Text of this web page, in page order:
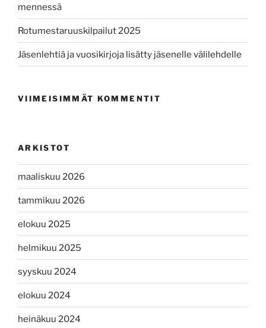
mennessä
Rotumestaruuskilpailut 2025
Jäsenlehtiä ja vuosikirjoja lisätty jäsenelle välilehdelle
VIIMEISIMMÄT KOMMENTIT
ARKISTOT
maaliskuu 2026
tammikuu 2026
elokuu 2025
helmikuu 2025
syyskuu 2024
elokuu 2024
heinäkuu 2024